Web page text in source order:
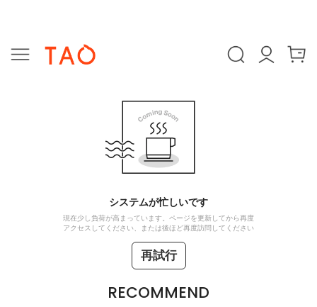
システムが忙しいです
現在少し負荷が高まっています。ページを更新してから再度
アクセスしてください、または後ほど再度訪問してください
再試行
RECOMMEND